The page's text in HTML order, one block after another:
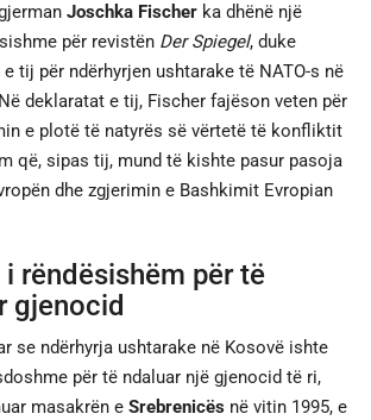
Joschka Fischer ka dhënë një
për revistën Der Spiegel, duke
tij për ndërhyrjen ushtarake të NATO-s në
deklaratat e tij, Fischer fajëson veten për
e plotë të natyrës së vërtetë të konfliktit
që, sipas tij, mund të kishte pasur pasoja
dhe zgjerimin e Bashkimit Evropian
rëndësishëm për të
gjenocid
se ndërhyrja ushtarake në Kosovë ishte
për të ndaluar një gjenocid të ri,
masakrën e Srebrenicës në vitin 1995, e